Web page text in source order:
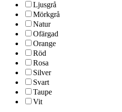
Ljusgrå
Mörkgrå
Natur
Ofärgad
Orange
Röd
Rosa
Silver
Svart
Taupe
Vit